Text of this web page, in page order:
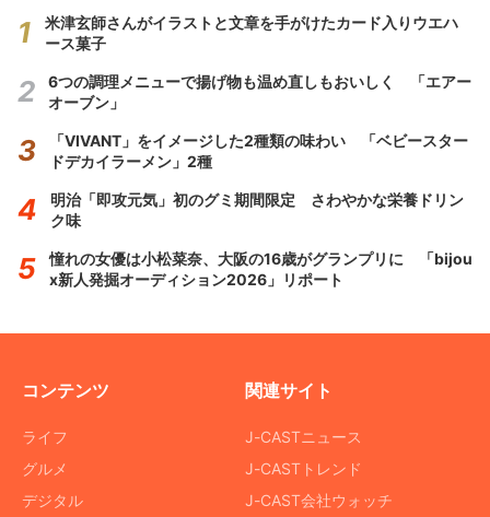
米津玄師さんがイラストと文章を手がけたカード入りウエハ
ース菓子
6つの調理メニューで揚げ物も温め直しもおいしく 「エアー
オーブン」
「VIVANT」をイメージした2種類の味わい 「ベビースター
ドデカイラーメン」2種
明治「即攻元気」初のグミ期間限定 さわやかな栄養ドリン
ク味
憧れの女優は小松菜奈、大阪の16歳がグランプリに 「bijou
x新人発掘オーディション2026」リポート
コンテンツ
ライフ
グルメ
デジタル
関連サイト
J-CASTニュース
J-CASTトレンド
J-CAST会社ウォッチ